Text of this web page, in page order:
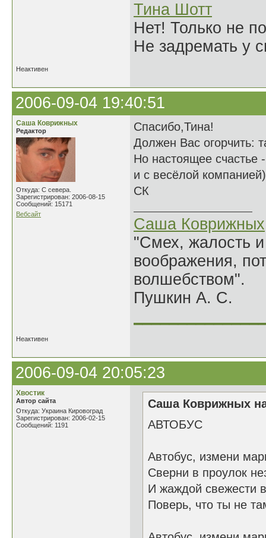
Тина Шотт
Нет! Только не
Не задремать у
Неактивен
2006-09-04 19:40:51
Саша Коврижных
Редактор
Откуда: С севера.
Зарегистрирован: 2006-08-15
Сообщений: 15171
Вебсайт
Спасибо,Тина!
Должен Вас огорчить:
Но настоящее счастье
и с весёлой
СК
Саша Коврижных
"Смех, жалость
воображения,
волшебством".
Пушкин А. С.
Неактивен
2006-09-04 20:05:23
Хвостик
Автор сайта
Откуда: Украина Кировоград
Зарегистрирован: 2006-02-15
Сообщений: 1191
Саша Коврижных
АВТОБУС
Автобус, измени
Сверни в проулок
И жаждой свежести
Поверь, что ты не